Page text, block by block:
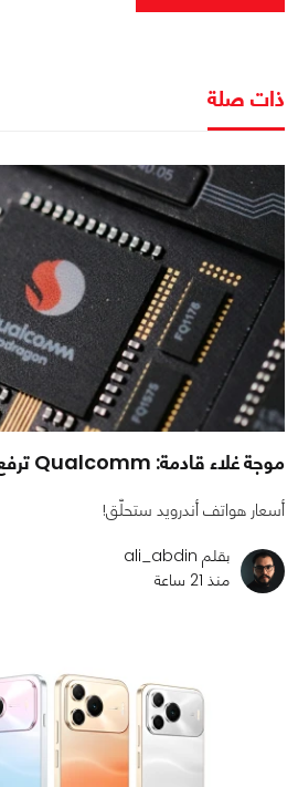
ذات صلة
موجة غلاء قادمة: Qualcomm ترفع أسعارها قريبًا
أسعار هواتف أندرويد ستحلّق!
بقلم ali_abdin
منذ 21 ساعة